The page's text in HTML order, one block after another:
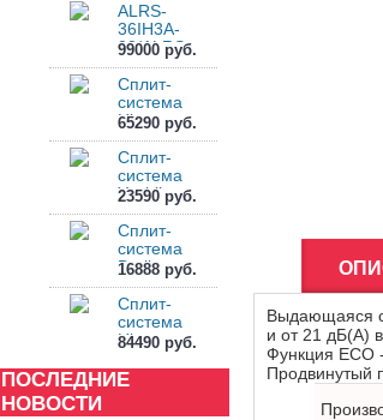
ALRS-
36IH3A-
02/ALRS-
36OH3A-02
99000 руб.
Сплит-
система
Hisense
GOAL 2.0
Classic...
65290 руб.
Сплит-
система
Yoshikawa
NAGARA
Inverte...
23590 руб.
Сплит-
система
Berlingtoun
BR-
07MBST1
16888 руб.
Сплит-
система
Hisense
VISION PRO
2.0 S...
84490 руб.
ПОСЛЕДНИЕ
НОВОСТИ
Выдающаяся
и от 21 дБ(А)
Функция ECO
Продвинутый